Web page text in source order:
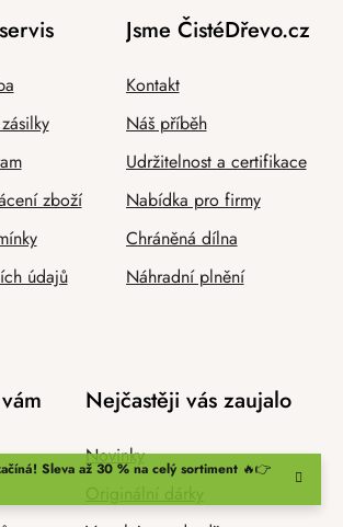
Sleva až 30 % na celý sortiment 🔥👉
zboží
údajů
Jsme ČistéDřevo.cz
Kontakt
Náš příběh
Udržitelnost a certifikace
Nabídka pro firmy
Chráněná dílna
Náhradní plnění
Nejčastěji vás zaujalo
Novinky